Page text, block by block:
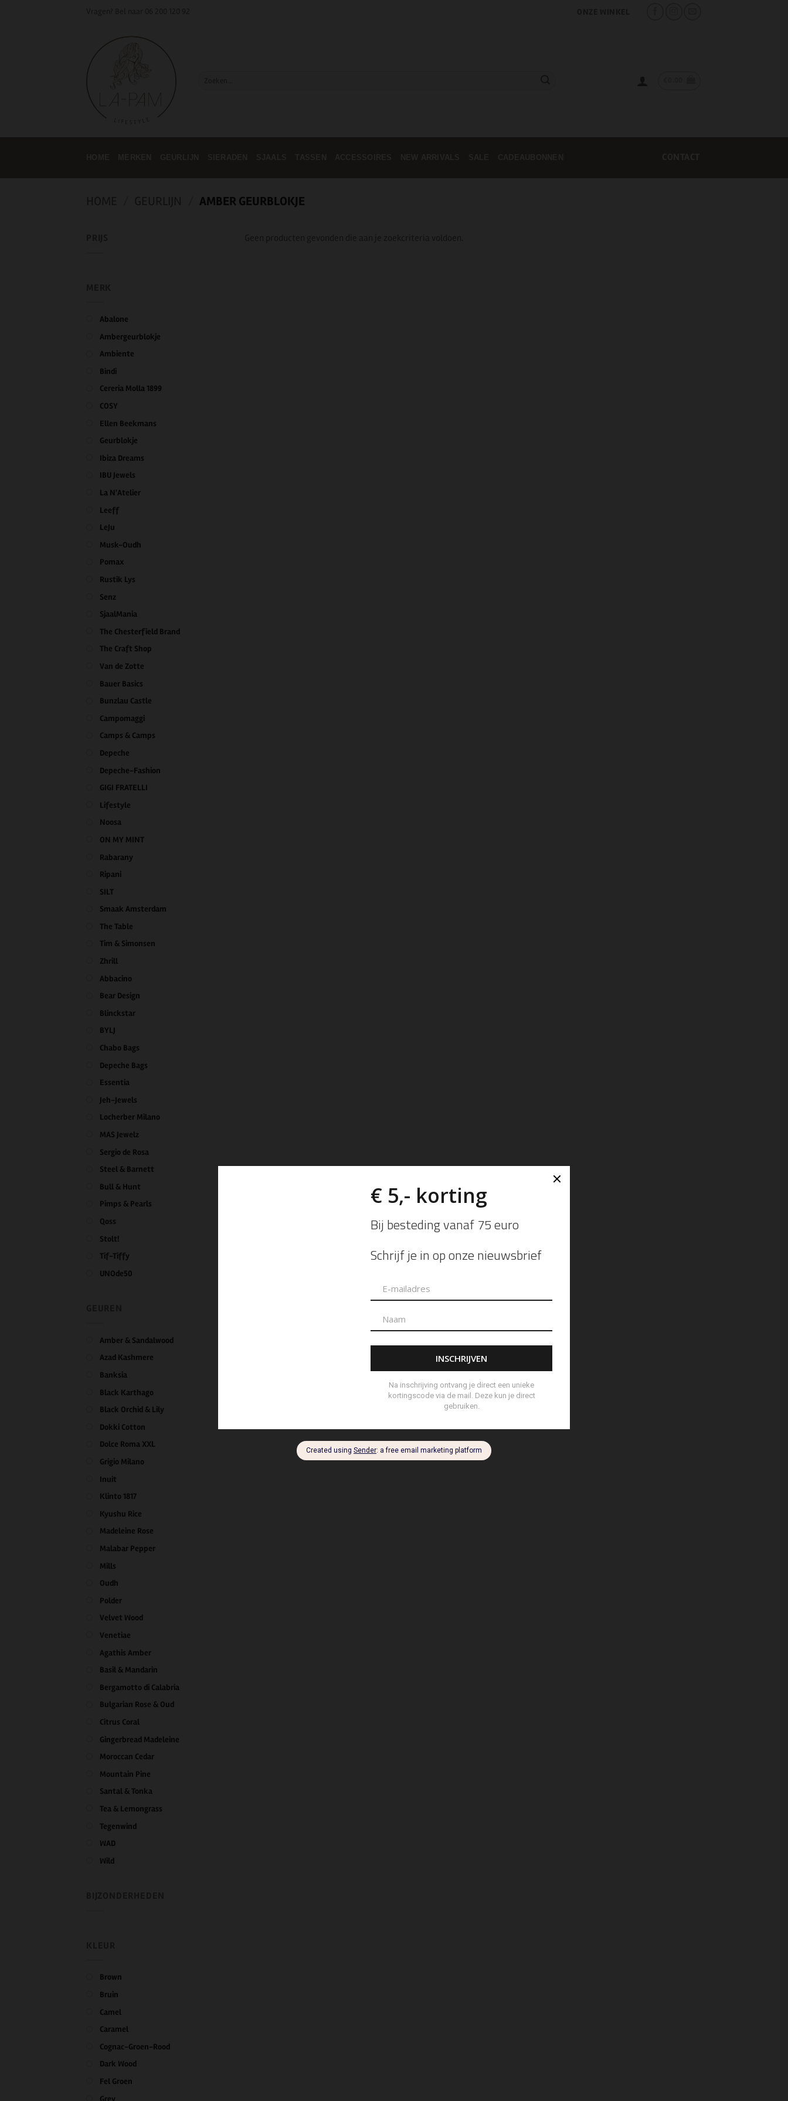
AMBER GEURBLOKJE
Abalone
Ambergeurblokje
Ambiente
Bindi
Cereria Molla 1899
COSY
Ellen Beekmans
Geurblokje
Ibiza Dreams
IBU Jewels
La N'Atelier
Leeff
LeJu
Musk-Oudh
Pomax
Rustik Lys
Senz
SjaalMania
The Chesterfield Brand
The Craft Shop
Van de Zotte
Bauer Basics
Bunzlau Castle
Campomaggi
Camps & Camps
Depeche
Depeche-Fashion
GIGI FRATELLI
Lifestyle
Noosa
ON MY MINT
Rabarany
Ripani
SILT
Smaak Amsterdam
The Table
Tim & Simonsen
Zhrill
Abbacino
Bear Design
Blinckstar
BYLJ
Chabo Bags
Depeche Bags
Essentia
Jeh-Jewels
Locherber Milano
MAS Jewelz
Sergio de Rosa
Steel & Barnett
Bull & Hunt
Pimps & Pearls
Qoss
Stolt!
Tif-Tiffy
UNOde50
Amber & Sandalwood
Azad Kashmere
Banksia
Black Karthago
Black Orchid & Lily
Dokki Cotton
Dolce Roma XXL
Grigio Milano
Inuit
Klinto 1817
Kyushu Rice
Madeleine Rose
Malabar Pepper
Mills
Oudh
Polder
Velvet Wood
Venetiae
Agathis Amber
Basil & Mandarin
Bergamotto di Calabria
Bulgarian Rose & Oud
Citrus Coral
Gingerbread Madeleine
Moroccan Cedar
Mountain Pine
Santal & Tonka
Tea & Lemongrass
Tegenwind
WAD
Wild
Brown
Bruin
Camel
Caramel
Cognac-Groen-Rood
Dark Wood
Fel Groen
Grey